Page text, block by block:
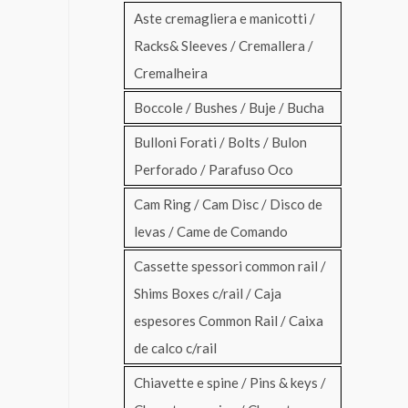
Aste cremagliera e manicotti /
Racks& Sleeves / Cremallera /
Cremalheira
Boccole / Bushes / Buje / Bucha
Bulloni Forati / Bolts / Bulon
Perforado / Parafuso Oco
Cam Ring / Cam Disc / Disco de
levas / Came de Comando
Cassette spessori common rail /
Shims Boxes c/rail / Caja
espesores Common Rail / Caixa
de calco c/rail
Chiavette e spine / Pins & keys /